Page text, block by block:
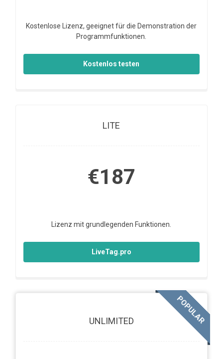
Kostenlose Lizenz, geeignet für die Demonstration der
Programmfunktionen.
Kostenlos testen
LITE
€187
Lizenz mit grundlegenden Funktionen.
LiveTag.pro
UNLIMITED POPULAR